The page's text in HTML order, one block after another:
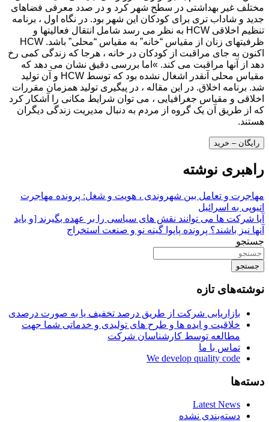
مختلف غیر بهداشتی در سطح شهر کرد و در صدد معرفی فضاهای
جدید و شاداب تری برای کودکان این شهر بود. در نگاه اول ، برنامه
تنظیم اخلاقی HCW به نظر می رسد شامل انتقال فعالیتها و
ظرفیتهای زنان از مقیاس “خانه” به مقیاس “محلی” باشد. HCW
اکنون به جای مراقبت از کودکان در خانه ، هرجا که زندگی کمی رخ
دهد از آنها مراقبت می کند. »اما بررسی دقیق نشان می دهد که
مقیاس محلی آنقدر اشغال نشده بود که توسط HCW و آن تولید
شد. برنامه اخلاق. در این مقاله ، در پیگیری تولید همزمان مقررات
اخلاقی و مقیاس جغرافیایی ، می توان شرایط مکانی را آشکار کرد
که از طریق آن یک گروه از مردم به دنبال مدیریت زندگی دیگران
هستند.
رایگان – خرید
راهبری نوشته
مهاجرت و تعامل بین شهروندی ، هویت و شغل: پرونده مهاجرت
اتیوپی به اسرائیل
آیا شرکت ها می توانند نقش های سیاسی را بر عهده بگیرند [و باید
آنها نیز باشند؟ پرونده پاپوا گینه نو و صنعت استخراج
جستجو
جستجو
نوشته‌های تازه
بازاریابی شرکت از طریق درصد تخفیف یا به صورت درصدی
خلاقیت و ایده ها و طرح های تولیدی و خدماتی شما جهت
مطالعه توسط کارشناسان شرکت
تماس با ما
We develop quality code
دسته‌ها
Latest News
دسته‌بندی نشده